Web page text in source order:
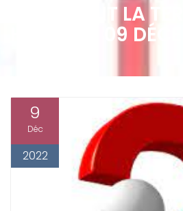
QUE SERAIT LA
HUMAINS 09
9
Déc
2022